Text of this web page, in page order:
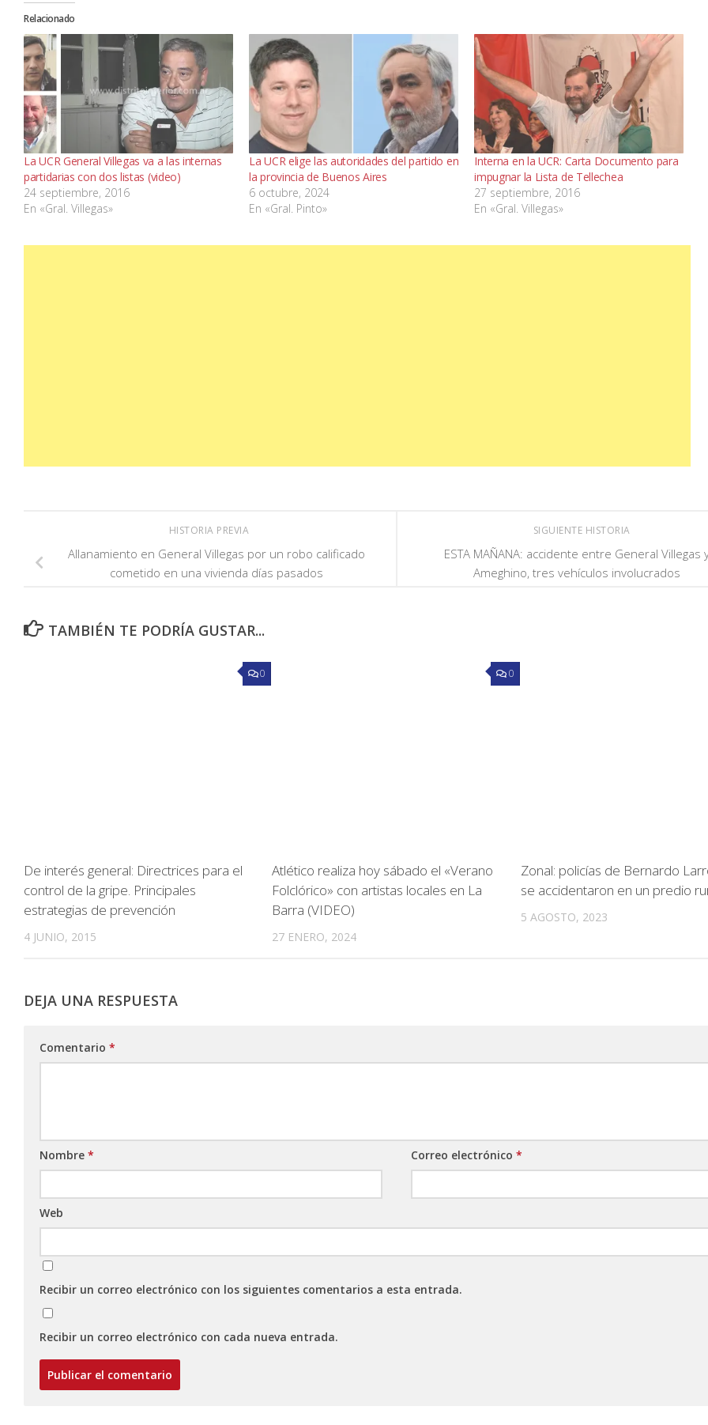
Relacionado
La UCR General Villegas va a las internas
partidarias con dos listas (video)
24 septiembre, 2016
En «Gral. Villegas»
La UCR elige las autoridades del partido en
la provincia de Buenos Aires
6 octubre, 2024
En «Gral. Pinto»
Interna en la UCR: Carta Documento para
impugnar la Lista de Tellechea
27 septiembre, 2016
En «Gral. Villegas»
SIGUIENTE HISTORIA
ESTA MAÑANA: accidente entre General Villegas
Ameghino, tres vehículos involucrados
HISTORIA PREVIA
Allanamiento en General Villegas por un robo calificado
cometido en una vivienda días pasados
TAMBIÉN TE PODRÍA GUSTAR...
0
De interés general: Directrices para el
control de la gripe. Principales
estrategias de prevención
4 JUNIO, 2015
0
Atlético realiza hoy sábado el «Verano
Folclórico» con artistas locales en La
Barra (VIDEO)
27 ENERO, 2024
Zonal: policías de Bernardo
se accidentaron en un predio
5 AGOSTO, 2023
DEJA UNA RESPUESTA
Comentario *
Nombre * Correo electrónico*
Web
Recibir un correo electrónico con los siguientes comentarios a esta entrada.
Recibir un correo electrónico con cada nueva entrada.